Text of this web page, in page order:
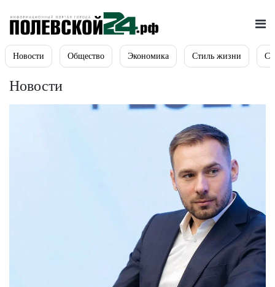
Новости Общество Экономика Стиль жизни
Новости